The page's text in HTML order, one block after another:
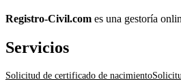
Registro-Civil.com es una gestoría
Servicios
Solicitud de certificado de nacimiento